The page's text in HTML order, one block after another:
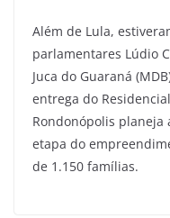
Além de Lula,
parlamentares Lúdio
Juca do Guaraná
entrega do
Rondonópolis planeja
etapa do
de 1.150 famílias.